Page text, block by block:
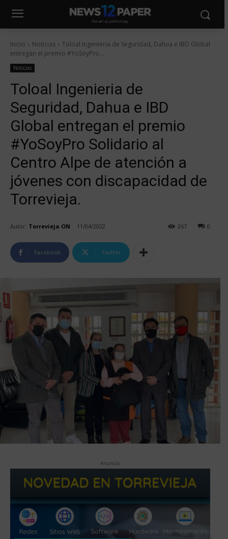
Inicio Noticias
Toloal Ingenieria de Seguridad, Dahua e IBD Global
entregan el premio #YoSoyPro...
Noticias
Toloal Ingenieria de
Seguridad, Dahua e IBD
Global entregan el premio
#YoSoyPro Solidario al
Centro Alpe de atención a
jóvenes con discapacidad de
Torrevieja.
Autor: Torrevieja ON 11/04/2022 0
267
Facebook Twitter
Anuncio